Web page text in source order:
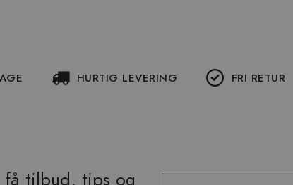
HURTIG LEVERING FRI RETUR
få tilbud, tips og